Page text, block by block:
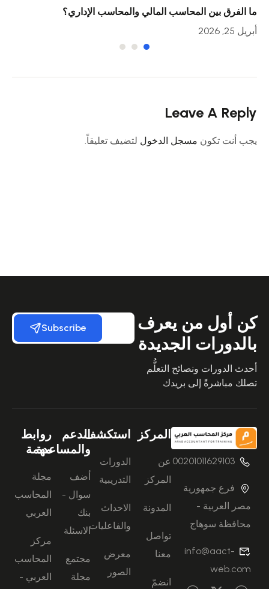
ما الفرق بين المحاسب المالي والمحاسب الإداري؟
أبريل 25, 2026
Leave A Reply
يجب أنت تكون مسجل الدخول لتضيف تعليقاً.
كن أول من يعرف
بالدورات الجديدة
أحدث الدورات ونصائح التعلُّم
تصلك مباشرةً إلى بريدك
Subscribe
00201011629103
فرع جمهورية
مصر العربية -
محافظة سوهاج
info@aact-
web.com
المركز
عن
المركز
المدونة
تواصل
معنا
انضمّ
استكشف
الدورات
التدريبية
الاحداث
والفاعليات
معرض
الصور
الدعم
والمساعدة
أضف
سوال -
بنك
الاسئلة
مجتمع
مجلة
روابط
مهمة
مجلة
المحاسب
العربي
مركز
المحاسب
العربي -